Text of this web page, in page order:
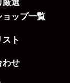
厳選
ョップ一覧
ト
わせ